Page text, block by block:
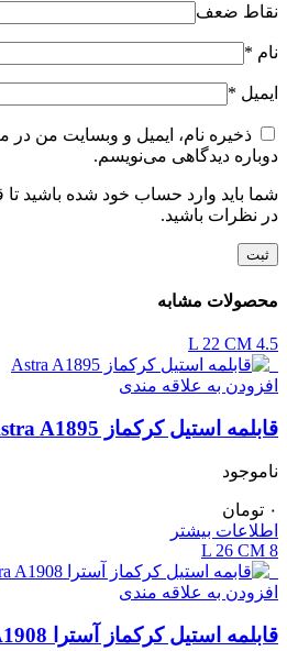
نقاط ضعف
نام *
ایمیل *
ذخیره نام، ایمیل و وبسایت من در
دوباره دیدگاهی می‌نویسم.
شما باید وارد حساب خود شده باشید تا
در نظرات باشید.
محصولات مشابه
4.5 L
22 CM
افزودن به علاقه مندی
قابلمه استیل کرکماز Astra A1895
ناموجود
۰ تومان
اطلاعات بیشتر
8 L
26 CM
افزودن به علاقه مندی
قابلمه استیل کرکماز آسترا Astra A1908